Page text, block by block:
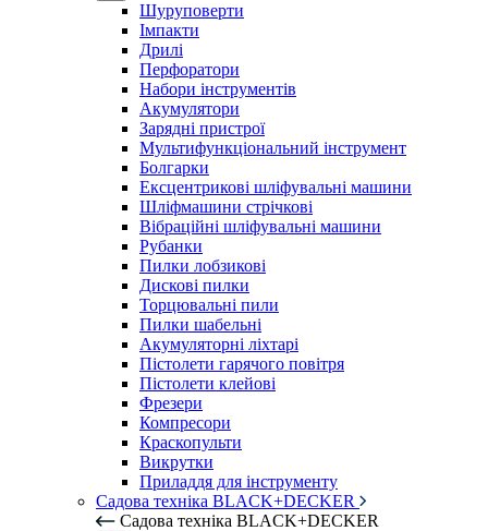
Шуруповерти
Імпакти
Дрилі
Перфоратори
Набори інструментів
Акумулятори
Зарядні пристрої
Мультифункціональний інструмент
Болгарки
Ексцентрикові шліфувальні машини
Шліфмашини стрічкові
Вібраційні шліфувальні машини
Рубанки
Пилки лобзикові
Дискові пилки
Торцювальні пили
Пилки шабельні
Акумуляторні ліхтарі
Пістолети гарячого повітря
Пістолети клейові
Фрезери
Компресори
Краскопульти
Викрутки
Приладдя для інструменту
Садова техніка BLACK+DECKER
Садова техніка BLACK+DECKER